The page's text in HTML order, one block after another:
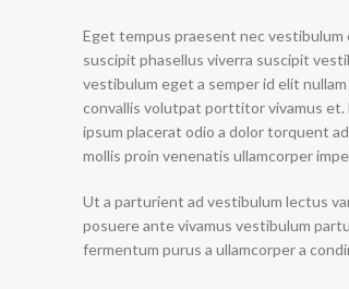
Eget tempus praesent nec vestibulum
suscipit phasellus viverra suscipit
vestibulum eget a semper id elit
convallis volutpat porttitor vivamus et.
ipsum placerat odio a dolor torquent
mollis proin venenatis ullamcorper
Ut a parturient ad vestibulum lectus
posuere ante vivamus vestibulum
fermentum purus a ullamcorper a